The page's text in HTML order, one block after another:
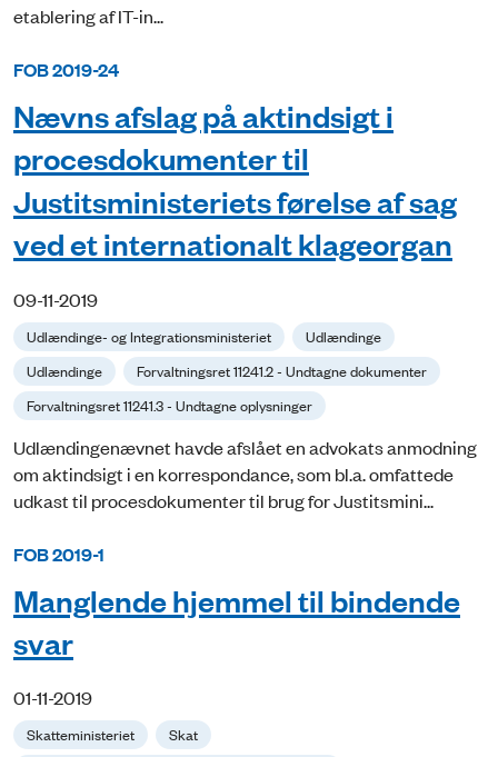
etablering af IT-in...
FOB 2019-24
Nævns afslag på aktindsigt i
procesdokumenter til
Justitsministeriets førelse af sag
ved et internationalt klageorgan
09-11-2019
Udlændinge- og Integrationsministeriet
Udlændinge
Udlændinge
Forvaltningsret 11241.2 - Undtagne dokumenter
Forvaltningsret 11241.3 - Undtagne oplysninger
Udlændingenævnet havde afslået en advokats anmodning
om aktindsigt i en korrespondance, som bl.a. omfattede
udkast til procesdokumenter til brug for Justitsmini...
FOB 2019-1
Manglende hjemmel til bindende
svar
01-11-2019
Skatteministeriet
Skat